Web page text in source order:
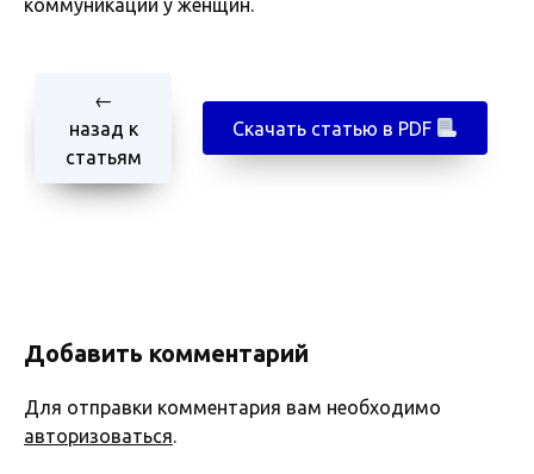
←
назад к
статьям
Скачать статью в PDF
Добавить комментарий
Для отправки комментария вам необходимо
авторизоваться.